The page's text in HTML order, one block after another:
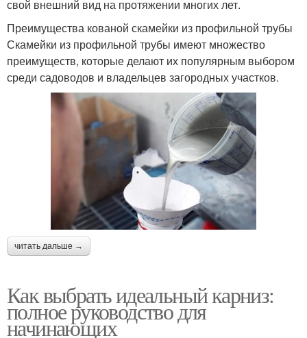
свой внешний вид на протяжении многих лет.
Преимущества кованой скамейки из профильной трубы
Скамейки из профильной трубы имеют множество
преимуществ, которые делают их популярным выбором
среди садоводов и владельцев загородных участков.
читать дальше →
Как выбрать идеальный карниз:
полное руководство для
начинающих